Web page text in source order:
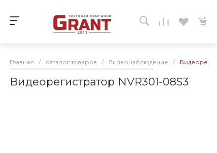
Главная / Каталог товаров / Видеонаблюдение /
Видеорегистратор NVR301-08S3